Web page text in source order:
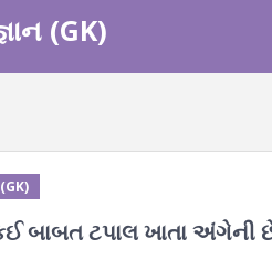
(GK)
બાબત ટપાલ ખાતા અંગેની